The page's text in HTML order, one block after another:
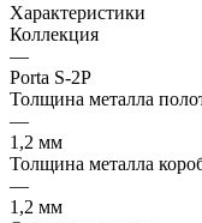
Характеристики
Коллекция
—
Porta S-2P
Толщина металла
—
1,2 мм
Толщина металла
—
1,2 мм